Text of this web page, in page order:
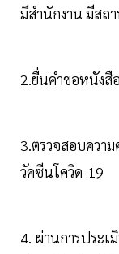
มีสำนักงาน มีสถ
2.ยื่นคำขอหนังสื
3.ตรวจสอบควา
วัคซีนโควิด-19
4. ผ่านการประเ